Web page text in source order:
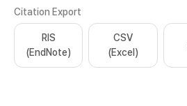
Citation Export
RIS
(EndNote)
CSV
(Excel)